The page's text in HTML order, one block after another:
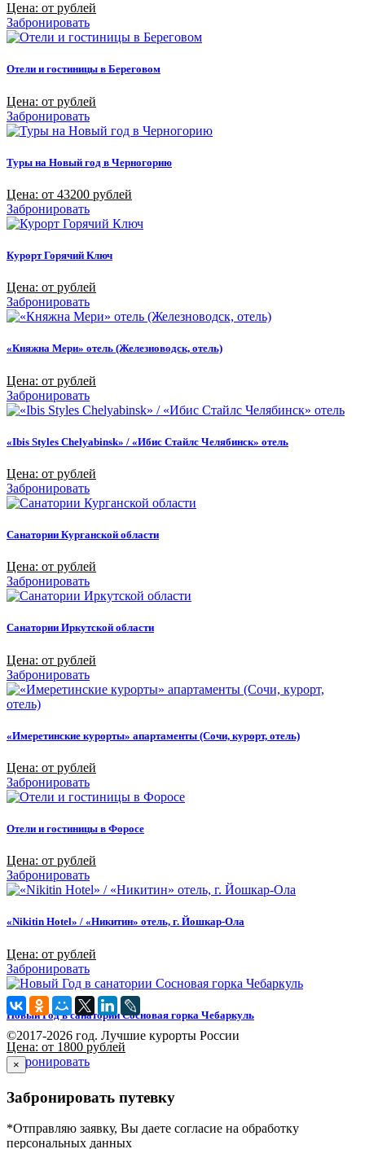
Цена: от рублей
Забронировать
Отели и гостиницы в Береговом
Цена: от рублей
Забронировать
Туры на Новый год в Черногорию
Цена: от 43200 рублей
Забронировать
Курорт Горячий Ключ
Цена: от рублей
Забронировать
«Княжна Мери» отель (Железноводск, отель)
Цена: от рублей
Забронировать
«Ibis Styles Chelyabinsk» / «Ибис Стайлс Челябинск» отель
Цена: от рублей
Забронировать
Санатории Курганской области
Цена: от рублей
Забронировать
Санатории Иркутской области
Цена: от рублей
Забронировать
«Имеретинские курорты» апартаменты (Сочи, курорт, отель)
Цена: от рублей
Забронировать
Отели и гостиницы в Форосе
Цена: от рублей
Забронировать
«Nikitin Hotel» / «Никитин» отель, г. Йошкар-Ола
Цена: от рублей
Забронировать
Новый Год в санатории Сосновая горка Чебаркуль
Цена: от 1800 рублей
Забронировать
©2017-2026 год. Лучшие курорты России
×
Забронировать путевку
*Отправляю заявку, Вы даете согласие на обработку
персональных данных